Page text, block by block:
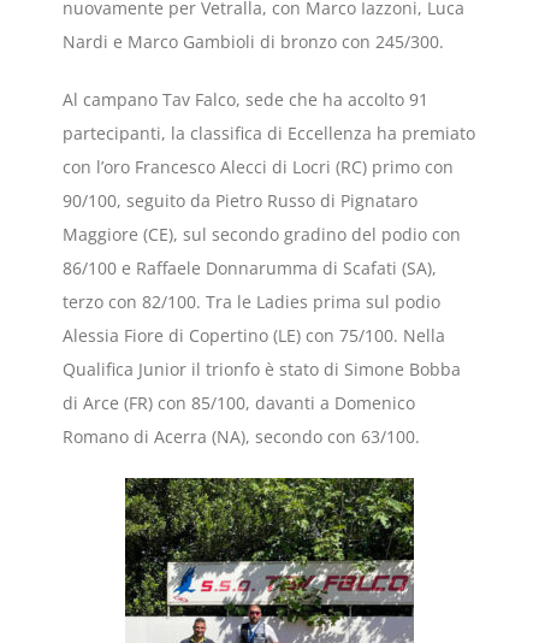
nuovamente per Vetralla, con Marco Iazzoni, Luca
Nardi e Marco Gambioli di bronzo con 245/300.
Al campano Tav Falco, sede che ha accolto 91
partecipanti, la classifica di Eccellenza ha premiato
con l’oro Francesco Alecci di Locri (RC) primo con
90/100, seguito da Pietro Russo di Pignataro
Maggiore (CE), sul secondo gradino del podio con
86/100 e Raffaele Donnarumma di Scafati (SA),
terzo con 82/100. Tra le Ladies prima sul podio
Alessia Fiore di Copertino (LE) con 75/100. Nella
Qualifica Junior il trionfo è stato di Simone Bobba
di Arce (FR) con 85/100, davanti a Domenico
Romano di Acerra (NA), secondo con 63/100.